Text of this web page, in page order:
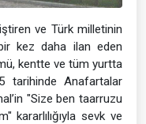
ve Türk milletinin
kez daha ilan eden
kentte ve tüm yurtta
tarihinde Anafartalar
"Size ben taarruzu
kararlılığıyla sevk ve